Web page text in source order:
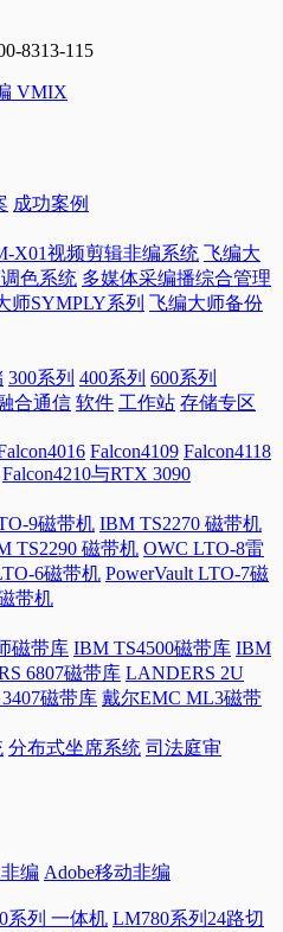
8313-115
成功案例
X01视频剪辑非编系统 飞编大
色系统 多媒体采编播综合管理
师SYMPLY系列 飞编大师备份
300系列 400系列 600系列
合通信 软件 工作站 存储专区
Falcon4109 Falcon4118
Falcon4210与RTX 3090
9磁带机 IBM TS2270 磁带机
TS2290 磁带机 OWC LTO-8雷
6磁带机 PowerVault LTO-7磁
带机
磁带库 IBM TS4500磁带库 IBM
6807磁带库 LANDERS 2U
磁带库 戴尔EMC ML3磁带
分布式坐席系统 司法庭审
编 Adobe移动非编
系列 一体机 LM780系列24路切